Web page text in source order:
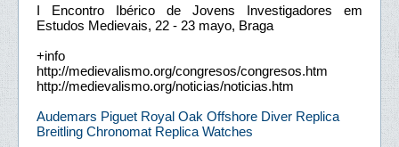
I Encontro Ibérico de Jovens Investigadores em
Estudos Medievais, 22 - 23 mayo, Braga
+info
http://medievalismo.org/congresos/congresos.htm
http://medievalismo.org/noticias/noticias.htm
Audemars Piguet Royal Oak Offshore Diver Replica
Breitling Chronomat Replica Watches